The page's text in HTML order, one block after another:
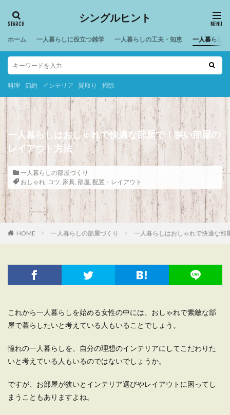
シングルヒント
ホーム 一人暮らしに役立つ雑学 一人暮らしの工夫・知恵 一人暮らし
料理 節約 インテリア 間取り 掃除
一人暮らしはおしゃれで快適な部屋で！狭い部屋の
レイアウト方法
一人暮らしの部屋づくり
おしゃれ, コツ, 家具, 部屋, 配置・レイアウト
HOME 一人暮らしの部屋づくり 一人暮らしはおしゃれで快適な部
これから一人暮らしを始める女性の中には、おしゃれで素敵な部
屋で暮らしたいと考えている人もいることでしょう。
憧れの一人暮らしを、自分の理想のインテリアにしてこだわりた
いと考えている人もいるのではないでしょうか。
ですが、お部屋が狭いとインテリア選びやレイアウトに困ってし
まうこともありますよね。